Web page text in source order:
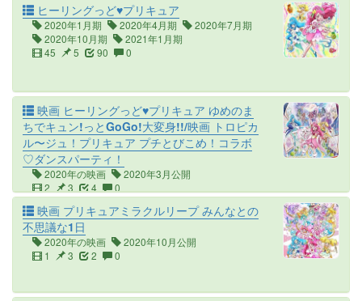
ヒーリングっど♥プリキュア
2020年1月期 2020年4月期
2020年7月期
2020年10月期
2021年1月期
45
5 90 0
映画 ヒーリングっど♥プリキュア ゆめのま
ちでキュン!っとGoGo!大変身!!/映画 トロピカ
ル〜ジュ！プリキュア プチとびこめ！コラボ
♡ダンスパーティ！
2020年の映画
2020年3月公開
2
3 4 0
映画 プリキュアミラクルリープ みんなとの
不思議な1日
2020年の映画
2020年10月公開
1
3 2 0